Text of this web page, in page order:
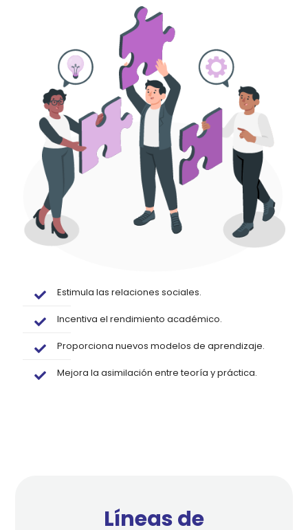
Estimula las relaciones sociales.
Incentiva el rendimiento académico.
Proporciona nuevos modelos de aprendizaje.
Mejora la asimilación entre teoría y práctica.
Líneas de